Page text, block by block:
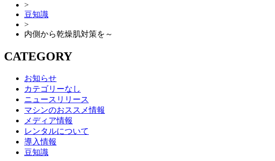
>
豆知識
>
内側から乾燥肌対策を～
CATEGORY
お知らせ
カテゴリーなし
ニュースリリース
マシンのおススメ情報
メディア情報
レンタルについて
導入情報
豆知識